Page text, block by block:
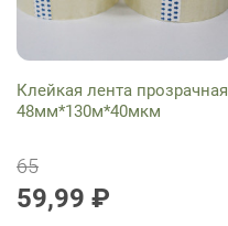
Клейкая лента прозрачная
48мм*130м*40мкм
59,99 ₽
65